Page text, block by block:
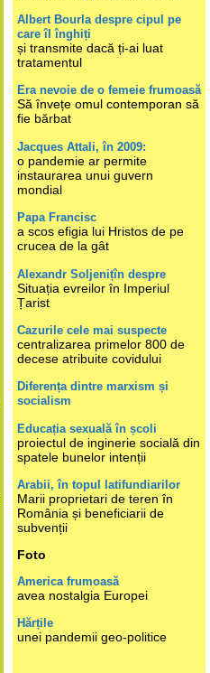
Albert Bourla despre cipul pe
care îl înghiți
și transmite dacă ți-ai luat
tratamentul
Era nevoie de o femeie frumoasă
Să învețe omul contemporan să
fie bărbat
Jacques Attali, în 2009:
o pandemie ar permite
instaurarea unui guvern
mondial
Papa Francisc
a scos efigia lui Hristos de pe
crucea de la gât
Alexandr Soljenițîn despre
Situația evreilor în Imperiul
Țarist
Cazurile cele mai suspecte
centralizarea primelor 800 de
decese atribuite covidului
Diferența dintre marxism și
socialism
Educația sexuală în școli
proiectul de inginerie socială din
spatele bunelor intenții
Arabii, în topul latifundiarilor
Marii proprietari de teren în
România și beneficiarii de
subvenții
Foto
America frumoasă
avea nostalgia Europei
Hărțile
unei pandemii geo-politice